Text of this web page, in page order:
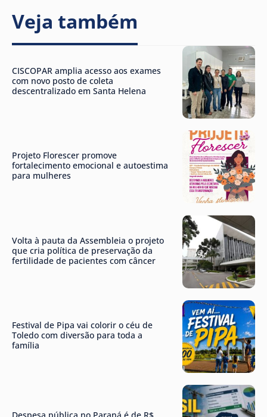
Veja também
CISCOPAR amplia acesso aos exames
com novo posto de coleta
descentralizado em Santa Helena
Projeto Florescer promove
fortalecimento emocional e autoestima
para mulheres
Volta à pauta da Assembleia o projeto
que cria política de preservação da
fertilidade de pacientes com câncer
Festival de Pipa vai colorir o céu de
Toledo com diversão para toda a
família